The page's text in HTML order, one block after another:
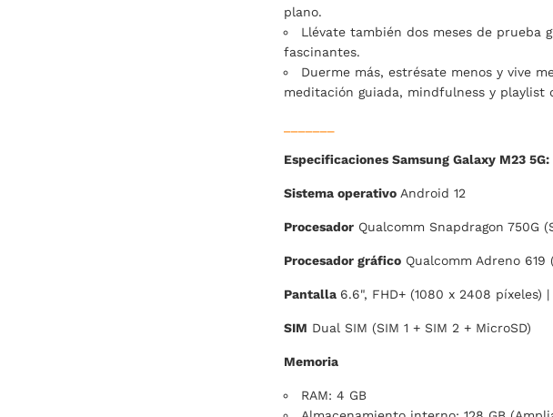
plano.
Llévate también dos meses de prueba
fascinantes.
Duerme más, estrésate menos y vive
meditación guiada, mindfulness y playlist
Especificaciones Samsung Galaxy M23 5G:
Sistema operativo Android 12
Procesador Qualcomm Snapdragon 750G
Procesador gráfico Qualcomm Adreno 619
Pantalla 6.6", FHD+ (1080 x 2408 píxeles)
SIM Dual SIM (SIM 1 + SIM 2 + MicroSD)
Memoria
RAM: 4 GB